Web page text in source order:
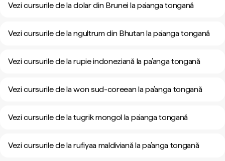
Vezi cursurile de la dolar din Brunei la pa’anga tongană
Vezi cursurile de la ngultrum din Bhutan la pa’anga tongană
Vezi cursurile de la rupie indoneziană la pa’anga tongană
Vezi cursurile de la won sud-coreean la pa’anga tongană
Vezi cursurile de la tugrik mongol la pa’anga tongană
Vezi cursurile de la rufiyaa maldiviană la pa’anga tongană